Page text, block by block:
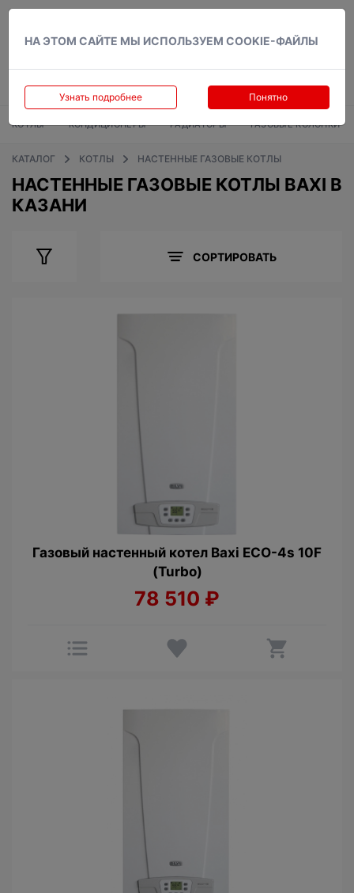
НА ЭТОМ САЙТЕ МЫ ИСПОЛЬЗУЕМ COOKIE-ФАЙЛЫ
Узнать подробнее Понятно
КОТЛЫ КОНДИЦИОНЕРЫ РАДИАТОРЫ ГАЗОВЫЕ КОЛОНКИ
КАТАЛОГ КОТЛЫ НАСТЕННЫЕ ГАЗОВЫЕ КОТЛЫ
НАСТЕННЫЕ ГАЗОВЫЕ КОТЛЫ BAXI В
КАЗАНИ
СОРТИРОВАТЬ
Газовый настенный котел Baxi ECO-4s 10F
(Turbo)
78 510 ₽